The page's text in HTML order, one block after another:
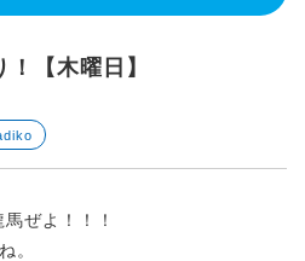
！【木曜日】
ぜよ！！！
。